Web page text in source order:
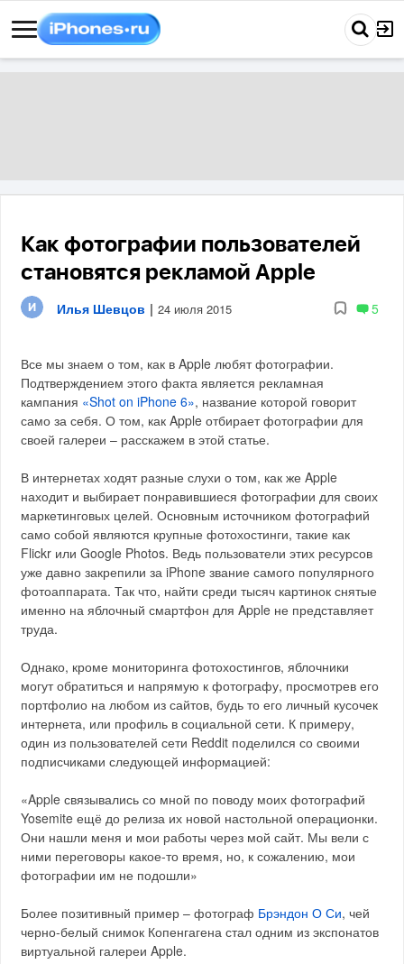
Как фотографии пользователей
становятся рекламой Apple
Илья Шевцов | 24 июля 2015 5
Все мы знаем о том, как в Apple любят фотографии.
Подтверждением этого факта является рекламная
кампания «Shot on iPhone 6», название которой говорит
само за себя. О том, как Apple отбирает фотографии для
своей галереи – расскажем в этой статье.
В интернетах ходят разные слухи о том, как же Apple
находит и выбирает понравившиеся фотографии для своих
маркетинговых целей. Основным источником фотографий
само собой являются крупные фотохостинги, такие как
Flickr или Google Photos. Ведь пользователи этих ресурсов
уже давно закрепили за iPhone звание самого популярного
фотоаппарата. Так что, найти среди тысяч картинок снятые
именно на яблочный смартфон для Apple не представляет
труда.
Однако, кроме мониторинга фотохостингов, яблочники
могут обратиться и напрямую к фотографу, просмотрев его
портфолио на любом из сайтов, будь то его личный кусочек
интернета, или профиль в социальной сети. К примеру,
один из пользователей сети Reddit поделился со своими
подписчиками следующей информацией:
«Apple связывались со мной по поводу моих фотографий
Yosemite ещё до релиза их новой настольной операционки.
Они нашли меня и мои работы через мой сайт. Мы вели с
ними переговоры какое-то время, но, к сожалению, мои
фотографии им не подошли»
Более позитивный пример – фотограф Брэндон О Си, чей
черно-белый снимок Копенгагена стал одним из экспонатов
виртуальной галереи Apple.